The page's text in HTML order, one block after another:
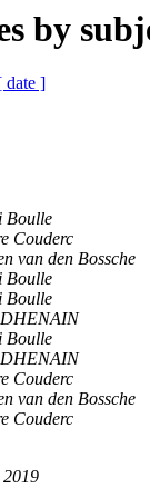
by
date ]
Boulle
Couderc
van den Bossche
Boulle
Boulle
DHENAIN
Boulle
DHENAIN
Couderc
van den Bossche
Couderc